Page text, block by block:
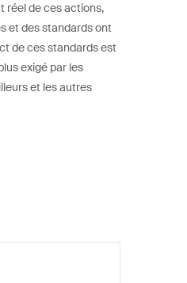
réel de ces actions,
et des standards ont
de ces standards est
exigé par les
et les autres